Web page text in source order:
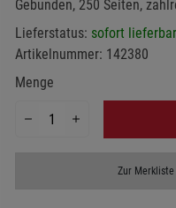
Gebunden, 250 Seiten,
Lieferstatus: sofort lieferbar
Artikelnummer: 142380
Menge
Zur